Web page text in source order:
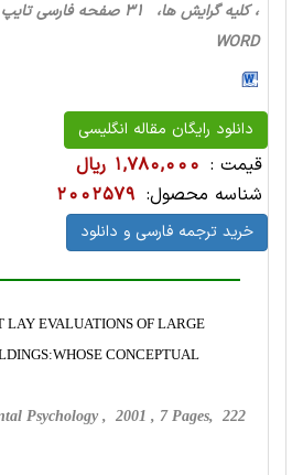
WORD
دانلود رایگان مقاله انگلیسی
قیمت : 1,780,000 ریال
شناسه محصول: 2002579
خرید ترجمه فارسی و دانلود
LAY EVALUATIONS OF LARGE
CONCEPTUAL
Psychology , 2001 , 7 Pages, 222